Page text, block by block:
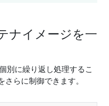
ナイメージを一
別に繰り返し処理するこ
らに制御できます。